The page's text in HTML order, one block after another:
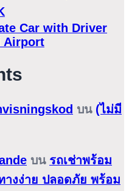
Car with Driver
Airport
บน (ไม่มี
บน รถเช่าพร้อม
งง่าย ปลอดภัย พร้อม